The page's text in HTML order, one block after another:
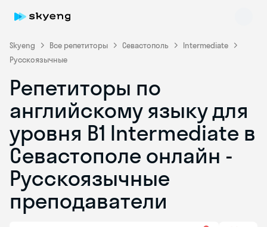
Skyeng Все репетиторы Севастополь
Intermediate
Русскоязычные
Репетиторы по
английскому языку для
уровня B1 Intermediate в
Севастополе онлайн -
Русскоязычные
преподаватели
Skyeng Chat